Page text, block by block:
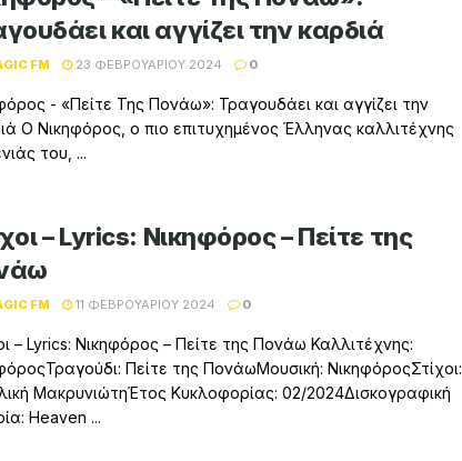
και αγγίζει την καρδιά
FM 23 ΦΕΒΡΟΥΑΡΊΟΥ 2024 0
- «Πείτε Της Πονάω»: Τραγουδάει και αγγίζει την
Ο Νικηφόρος, ο πιο επιτυχημένος Έλληνας καλλιτέχνης
του, ...
– Lyrics: Νικηφόρος – Πείτε της
FM 11 ΦΕΒΡΟΥΑΡΊΟΥ 2024 0
– Lyrics: Νικηφόρος – Πείτε της Πονάω Καλλιτέχνης:
Πείτε της ΠονάωΜουσική: ΝικηφόροςΣτίχοι:
ΜακρυνιώτηΈτος Κυκλοφορίας: 02/2024Δισκογραφική
Heaven ...